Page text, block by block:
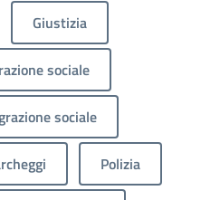
Giustizia
sociale
sociale
Polizia